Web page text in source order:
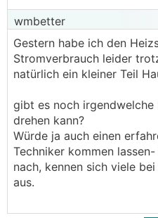
wmbetter
Gestern habe ich den
Stromverbrauch leider
natürlich ein kleiner Teil
gibt es noch irgendwelche
drehen kann?
Würde ja auch einen
Techniker kommen
nach, kennen sich viele
aus.